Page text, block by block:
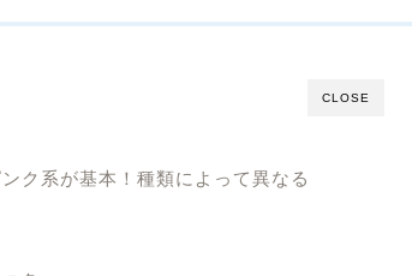
CLOSE
ク系が基本！種類によって異なる